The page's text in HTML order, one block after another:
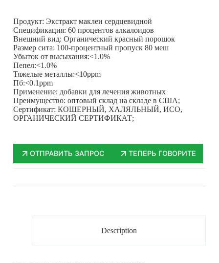
Продукт: Экстракт маклеи сердцевидной
Спецификация: 60 процентов алкалоидов
Внешний вид: Органический красный порошок
Размер сита: 100-процентный пропуск 80 меш
Убыток от высыхания:<1.0%
Пепел:<1.0%
Тяжелые металлы:<10ppm
Пб:<0.1ppm
Применение: добавки для лечения животных
Преимущество: оптовый склад на складе в США;
Сертификат: КОШЕРНЫЙ, ХАЛЯЛЬНЫЙ, ИСО,
ОРГАНИЧЕСКИЙ СЕРТИФИКАТ;
ОТПРАВИТЬ ЗАПРОС ТЕПЕРЬ ГОВОРИТЕ
Description